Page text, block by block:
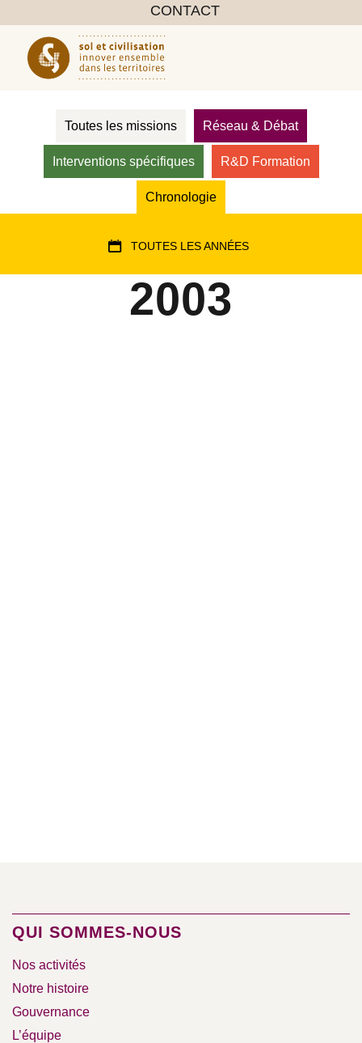
CONTACT
Toutes les missions Réseau & Débat
Interventions spécifiques R&D Formation
Chronologie
TOUTES LES ANNÉES
2003
QUI SOMMES-NOUS
Nos activités
Notre histoire
Gouvernance
L’équipe